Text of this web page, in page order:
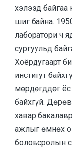
хэлээд байгаа
шиг байна.
лаборатори ч
сургуульд
Хоёрдугаарт
институт
мөрдөгддөг
байхгүй.
хавар
ажлыг өмнөх
боловсролын